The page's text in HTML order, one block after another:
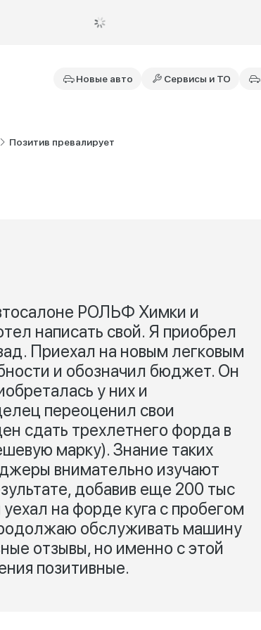
Новые авто Сервисы и ТО
Позитив превалирует
РОЛЬФ Химки и
написать свой. Я приобрел
Приехал на новым легковым
и обозначил бюджет. Он
у них и
переоценил свои
сдать трехлетнего форда в
марку). Знание таких
внимательно изучают
добавив еще 200 тыс
на форде куга с пробегом
обслуживать машину
отзывы, но именно с этой
позитивные.